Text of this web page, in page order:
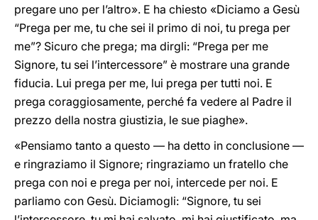
pregare uno per l’altro». E ha chiesto «Diciamo a Gesù
“Prega per me, tu che sei il primo di noi, tu prega per
me”? Sicuro che prega; ma dirgli: “Prega per me
Signore, tu sei l’intercessore” è mostrare una grande
fiducia. Lui prega per me, lui prega per tutti noi. E
prega coraggiosamente, perché fa vedere al Padre il
prezzo della nostra giustizia, le sue piaghe».
«Pensiamo tanto a questo — ha detto in conclusione —
e ringraziamo il Signore; ringraziamo un fratello che
prega con noi e prega per noi, intercede per noi. E
parliamo con Gesù. Diciamogli: “Signore, tu sei